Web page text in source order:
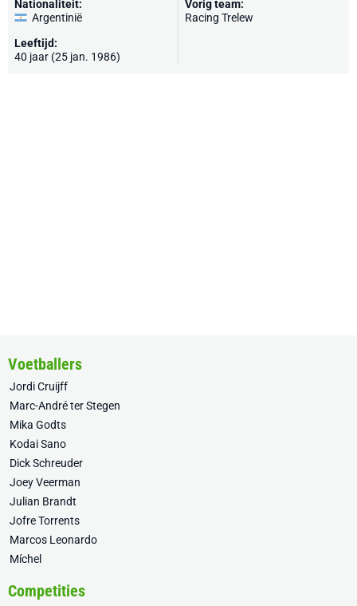
Nationaliteit:
Argentinië
Leeftijd:
40 jaar (25 jan. 1986)
Vorig team:
Racing Trelew
Voetballers
Jordi Cruijff
Marc-André ter Stegen
Mika Godts
Kodai Sano
Dick Schreuder
Joey Veerman
Julian Brandt
Jofre Torrents
Marcos Leonardo
Míchel
Competities